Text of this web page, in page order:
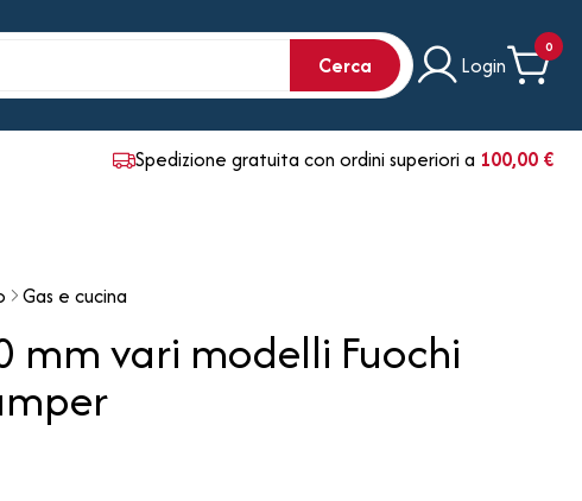
Cerca Login
0
Spedizione gratuita con ordini superiori a 100,00 €
Gas e cucina
mm vari modelli Fuochi